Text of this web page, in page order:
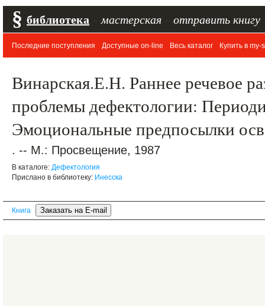
§ библиотека мастерская отправить книгу
Последние поступления Доступные on-line Весь каталог Купить в my-
Винарская.Е.Н. Раннее речевое
проблемы дефектологии:
Эмоциональные предпосылки
. -- М.: Просвещение, 1987
В каталоге: Дефектология
Прислано в библиотеку: Инесска
Книга